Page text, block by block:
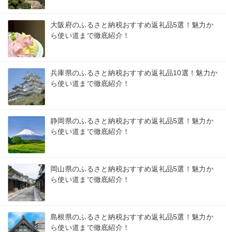
大阪府のふるさと納税おすすめ返礼品5選！魅力か
ら使い道まで徹底紹介！
兵庫県のふるさと納税おすすめ返礼品10選！魅力か
ら使い道まで徹底紹介！
静岡県のふるさと納税おすすめ返礼品5選！魅力か
ら使い道まで徹底紹介！
岡山県のふるさと納税おすすめ返礼品5選！魅力か
ら使い道まで徹底紹介！
島根県のふるさと納税おすすめ返礼品5選！魅力か
ら使い道まで徹底紹介！